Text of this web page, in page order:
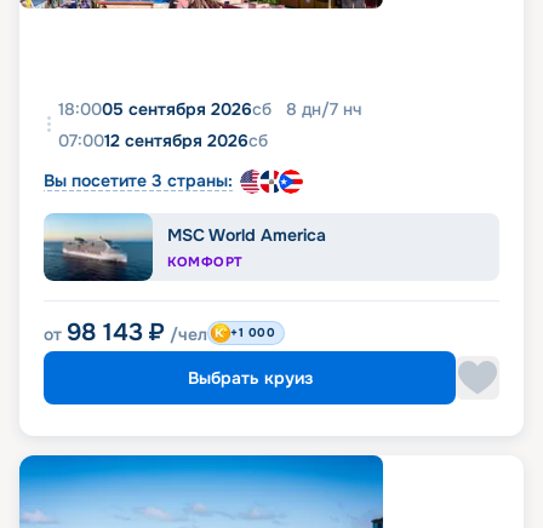
18:0005 сентября 2026сб 8 дн/7 нч
07:0012 сентября 2026сб
Вы посетите 3 страны:
MSC World America
КОМФОРТ
от 98 143 ₽ /чел +1 000
Выбрать круиз